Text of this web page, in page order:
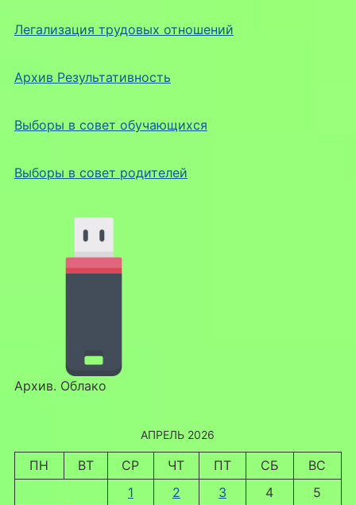
Легализация трудовых отношений
Архив Результативность
Выборы в совет обучающихся
Выборы в совет родителей
Архив. Облако
АПРЕЛЬ 2026
ПН ВТ СР ЧТ ПТ СБ
ВС
1
2 3 4
5